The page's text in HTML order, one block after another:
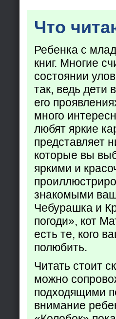
Что
Ребенка с
книг. Многие
состоянии
так, ведь дети
его
много
любят яркие
представляет
которые вы
яркими и
знакомыми
Чебурашка и
погоди», кот
есть те, кого
полюбить.
Читать стоит
можно
подходящими
внимание